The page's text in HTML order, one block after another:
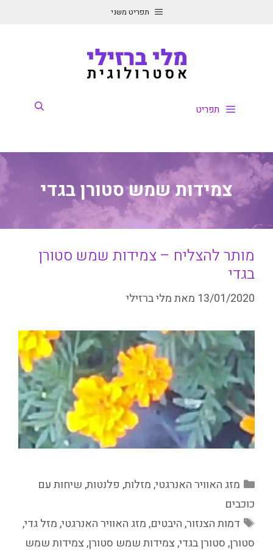
תפריט משני
תפריט
צמידות שמש סטורן בגדי
מותר להצליח – צמידות שמש סטורן
בגדי
13/01/2020 מאתמלי ברזילי
קטגוריות
מזג האוויר האנרגטי,מזלות, פלנטות,שיחות עם
כוכבים
תגיות
דמות הצנזור,היבטים,מזג האוויר האנרגטי,מזל גדי,
סטורן,סטורן בגדי,צמידות שמש סטורן,צמידות שמש